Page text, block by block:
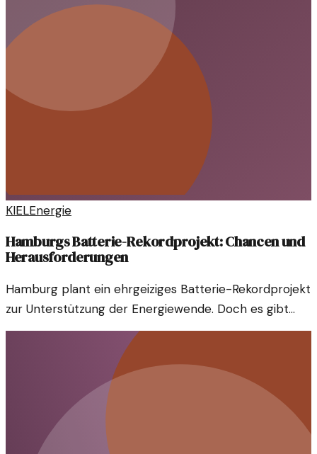
KIELEnergie
Hamburgs Batterie-Rekordprojekt: Chancen und
Herausforderungen
Hamburg plant ein ehrgeiziges Batterie-Rekordprojekt
zur Unterstützung der Energiewende. Doch es gibt
erhebliche Herausforderungen, die es zu bewältigen